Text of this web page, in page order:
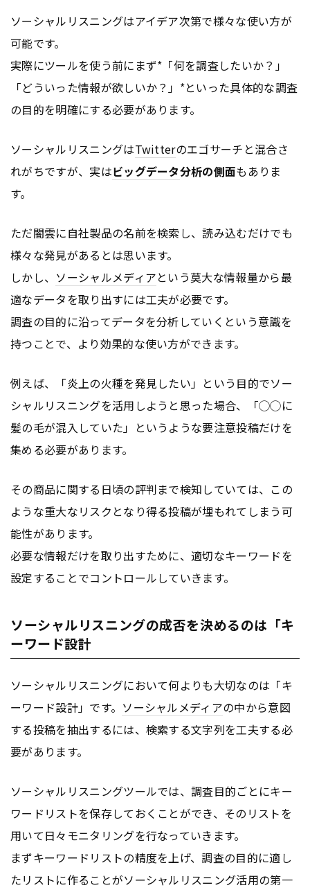
ソーシャルリスニングはアイデア次第で様々な使い方が
可能です。
実際にツールを使う前にまず*「何を調査したいか？」
「どういった情報が欲しいか？」*といった具体的な調査
の目的を明確にする必要があります。
ソーシャルリスニングはTwitterのエゴサーチと混合さ
れがちですが、実はビッグデータ分析の側面もありま
す。
ただ闇雲に自社製品の名前を検索し、読み込むだけでも
様々な発見があるとは思います。
しかし、 ソーシャルメディアという莫大な情報量から最
適なデータを取り出すには工夫が必要です。
調査の目的に沿ってデータを分析していくという意識を
持つことで、より効果的な使い方ができます。
例えば、「炎上の火種を発見したい」という目的でソー
シャルリスニングを活用しようと思った場合、「◯◯に
髪の毛が混入していた」というような要注意投稿だけを
集める必要があります。
その商品に関する日頃の評判まで検知していては、この
ような重大なリスクとなり得る投稿が埋もれてしまう可
能性があります。
必要な情報だけを取り出すために、適切なキーワードを
設定することでコントロールしていきます。
ソーシャルリスニングの成否を決めるのは「キ
ーワード設計
ソーシャルリスニングにおいて何よりも大切なのは「キ
ーワード設計」です。 ソーシャルメディアの中から意図
する投稿を抽出するには、検索する文字列を工夫する必
要があります。
ソーシャルリスニングツールでは、調査目的ごとにキー
ワードリストを保存しておくことができ、そのリストを
用いて日々モニタリングを行なっていきます。
まずキーワードリストの精度を上げ、調査の目的に適し
たリストに作ることがソーシャルリスニング活用の第一